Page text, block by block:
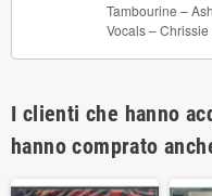
Tambourine –
Vocals –Chrissie
I clienti che hanno
hanno comprato